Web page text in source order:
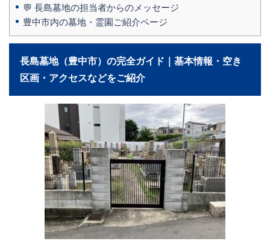
💬 長島墓地の担当者からのメッセージ
豊中市内の墓地・霊園ご紹介ページ
長島墓地（豊中市）の完全ガイド｜基本情報・空き
区画・アクセスなどをご紹介